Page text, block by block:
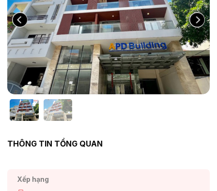
THÔNG TIN TỔNG QUAN
Xếp hạng